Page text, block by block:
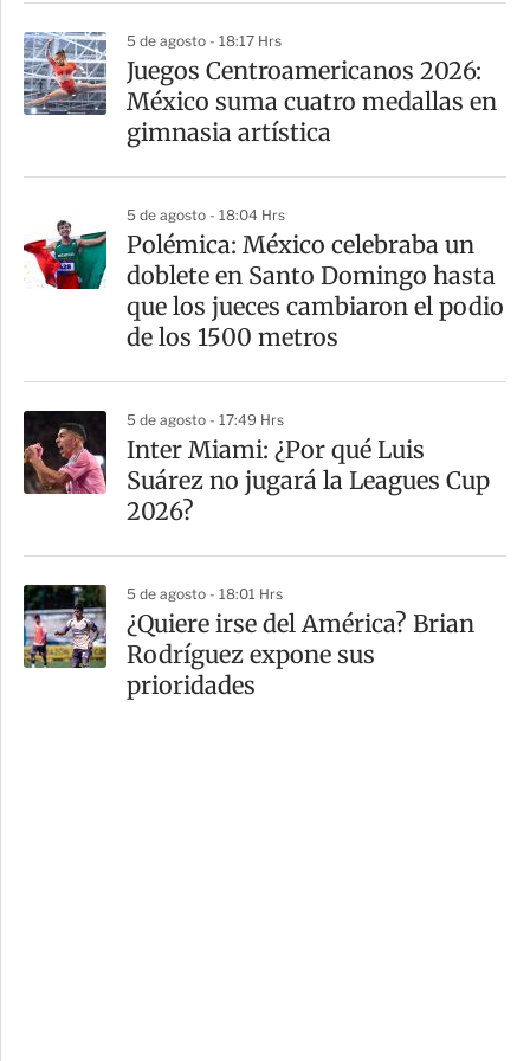
5 de agosto - 18:17 Hrs
Juegos Centroamericanos 2026:
México suma cuatro medallas en
gimnasia artística
5 de agosto - 18:04 Hrs
Polémica: México celebraba un
doblete en Santo Domingo hasta
que los jueces cambiaron el podio
de los 1500 metros
5 de agosto - 17:49 Hrs
Inter Miami: ¿Por qué Luis
Suárez no jugará la Leagues Cup
2026?
5 de agosto - 18:01 Hrs
¿Quiere irse del América? Brian
Rodríguez expone sus
prioridades